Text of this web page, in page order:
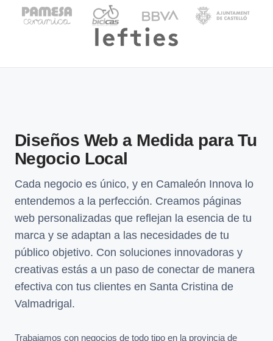
Diseños Web a Medida para Tu
Negocio Local
Cada negocio es único, y en Camaleón Innova lo
entendemos a la perfección. Creamos páginas
web personalizadas que reflejan la esencia de tu
marca y se adaptan a las necesidades de tu
público objetivo. Con soluciones innovadoras y
creativas estás a un paso de conectar de manera
efectiva con tus clientes en Santa Cristina de
Valmadrigal.
Trabajamos con negocios de todo tipo en la provincia de